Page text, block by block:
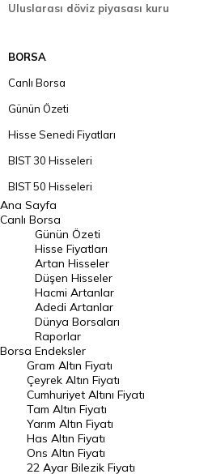
Uluslarası döviz piyasası kuru
BORSA
Canlı Borsa
Günün Özeti
Hisse Senedi Fiyatları
BIST 30 Hisseleri
BIST 50 Hisseleri
BIST 100 Hisseleri
En Çok Artan Hisseler
En Çok Düşen Hisseler
Hacmi Artanlar
Geçmiş Kapanışlar
Dünya Borsaları
Raporlar
Endeksler
DÖVİZ
Döviz Kuru
Ana Sayfa
Canlı Borsa
Borsa
Günün Özeti
Hisse Fiyatları
Artan Hisseler
Düşen Hisseler
Hacmi Artanlar
Adedi Artanlar
Dünya Borsaları
Raporlar
Endeksler
Gram Altın Fiyatı
Çeyrek Altın Fiyatı
Cumhuriyet Altını Fiyatı
Tam Altın Fiyatı
Yarım Altın Fiyatı
Has Altın Fiyatı
Ons Altın Fiyatı
22 Ayar Bilezik Fiyatı